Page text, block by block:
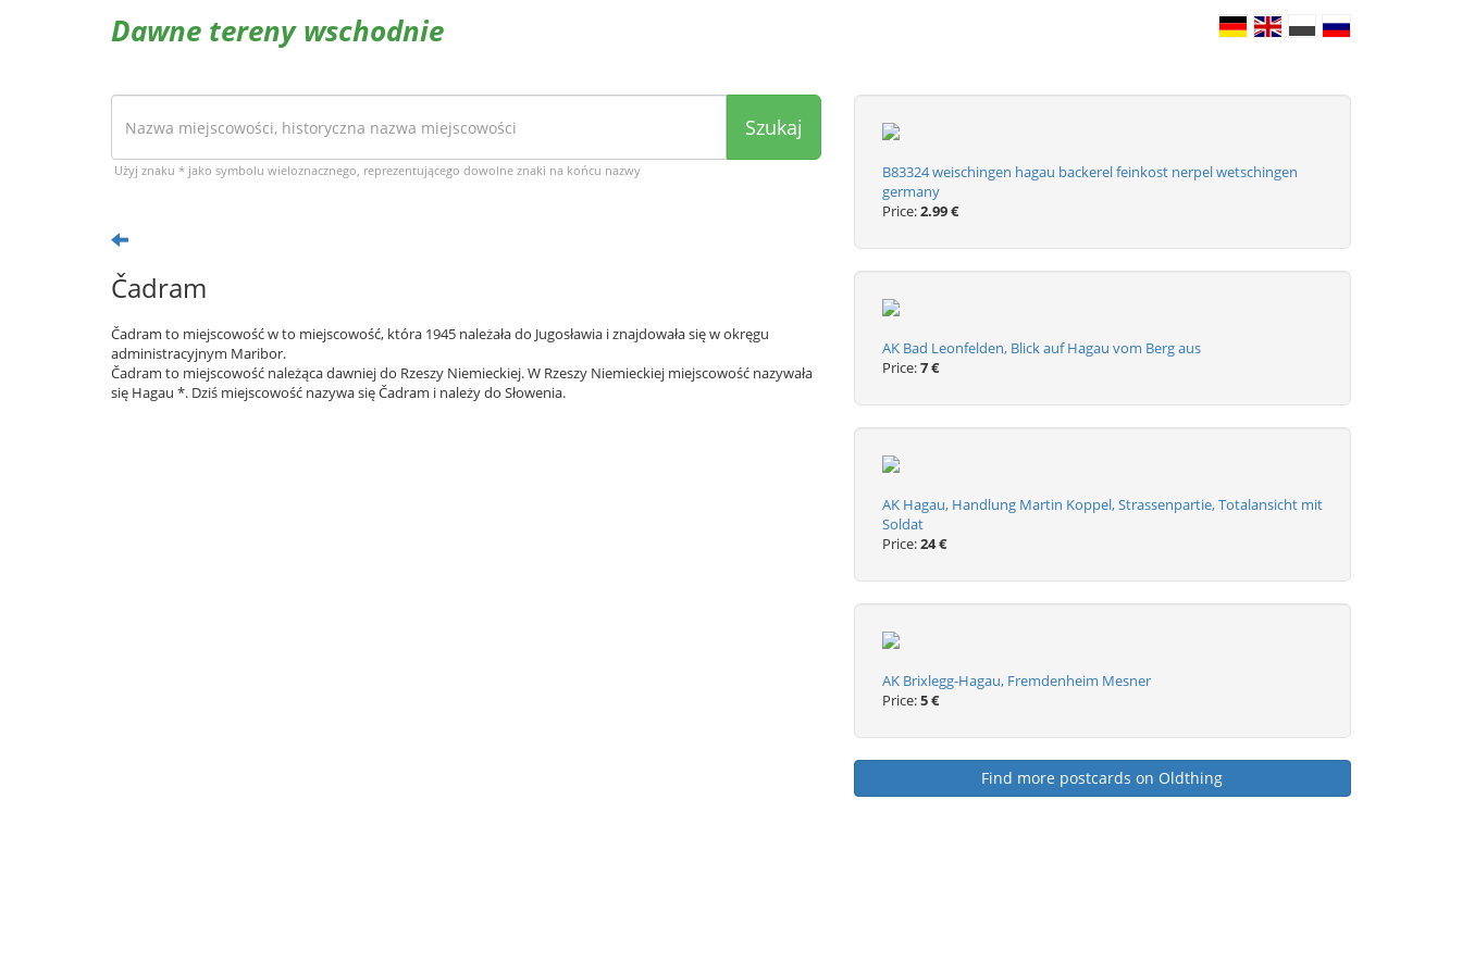
Dawne tereny wschodnie
Szukaj
Użyj znaku * jako symbolu wieloznacznego, reprezentującego dowolne znaki na końcu nazwy
Čadram
Čadram to miejscowość w to miejscowość, która 1945 należała do Jugosławia i znajdowała się w okręgu
administracyjnym Maribor.
Čadram to miejscowość należąca dawniej do Rzeszy Niemieckiej. W Rzeszy Niemieckiej miejscowość nazywała
się Hagau *. Dziś miejscowość nazywa się Čadram i należy do Słowenia.
B83324 weischingen hagau backerel feinkost nerpel wetschingen
germany
Price:2.99 €
AK Bad Leonfelden, Blick auf Hagau vom Berg aus
Price:7 €
AK Hagau, Handlung Martin Koppel, Strassenpartie, Totalansicht mit
Soldat
Price:24 €
AK Brixlegg-Hagau, Fremdenheim Mesner
Price:5 €
Find more postcards on Oldthing